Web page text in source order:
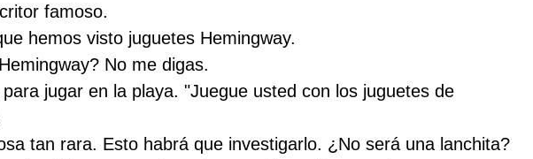
famoso.
hemos visto juguetes Hemingway.
No me digas.
jugar en la playa. "Juegue usted con los juguetes de
tan rara. Esto habrá que investigarlo. ¿No será una lanchita?